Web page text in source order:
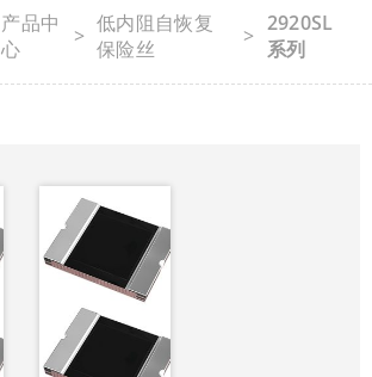
产品中
心
> 低内阻自恢复
保险丝
> 2920SL
系列